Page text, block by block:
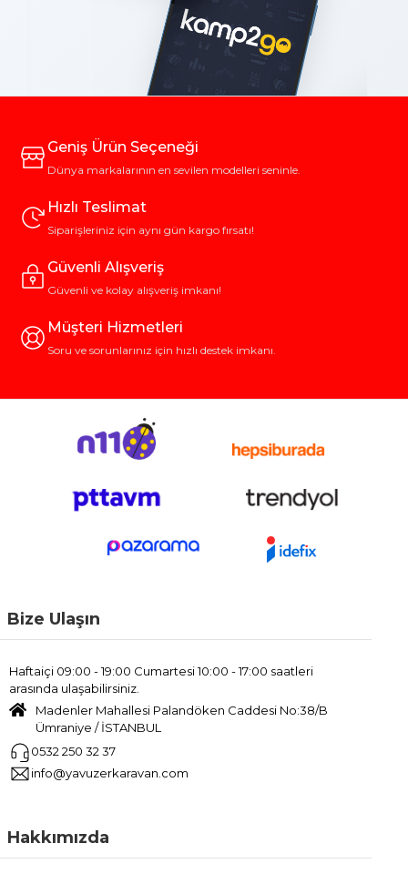
Geniş Ürün Seçeneği
Dünya markalarının en sevilen modelleri seninle.
Hızlı Teslimat
Siparişleriniz için aynı gün kargo fırsatı!
Güvenli Alışveriş
Güvenli ve kolay alışveriş imkanı!
Müşteri Hizmetleri
Soru ve sorunlarınız için hızlı destek imkanı.
Bize Ulaşın
Haftaiçi 09:00 - 19:00 Cumartesi 10:00 - 17:00 saatleri
arasında ulaşabilirsiniz.
Madenler Mahallesi Palandöken Caddesi No:38/B
Ümraniye / İSTANBUL
0532 250 32 37
info@yavuzerkaravan.com
Hakkımızda